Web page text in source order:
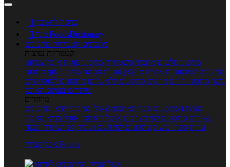
 כניסה לחשבון

מנוי FoodsDictionary
מתכונים קטגוריות מתכונים
קטגוריות נפוצות
מתכוני סלטים מתכוני פשטידות מתכוני עוגות אוכל צמחוני
מתכונים לטבעוניים אפייה מוקפץ עוגיות פסטה מתכוני עוף מתכוני
בשר מתכוני ילדים מרקים מתכונים ללא גלוטן מתכונים לסוכרתיים
טרנדים בעולם האוכל
מיוחדים
מנתח המתכונים ספר המתכונים שלי מתכוני וידאו מתכונים
עשירים מתכונים לפי מצרכים אוכל דיאטטי אוכל בריא מאכלי
עדות ספרי בישול מתכונים לפי חגים ועונות לפי שיטות הכנה
אפליקציית Foods